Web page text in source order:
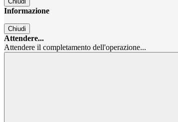
Informazione
Chiudi
Attendere...
Attendere il completamento dell'operazione...